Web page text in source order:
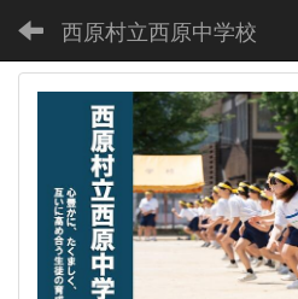
西原村立西原中学校